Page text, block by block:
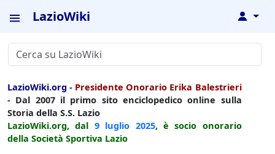
LazioWiki ↓
LazioWiki.org - Presidente Onorario Erika Balestrieri
- Dal 2007 il primo sito enciclopedico online sulla
Storia della S.S. Lazio
LazioWiki.org, dal 9 luglio 2025, è socio onorario
della Società Sportiva Lazio